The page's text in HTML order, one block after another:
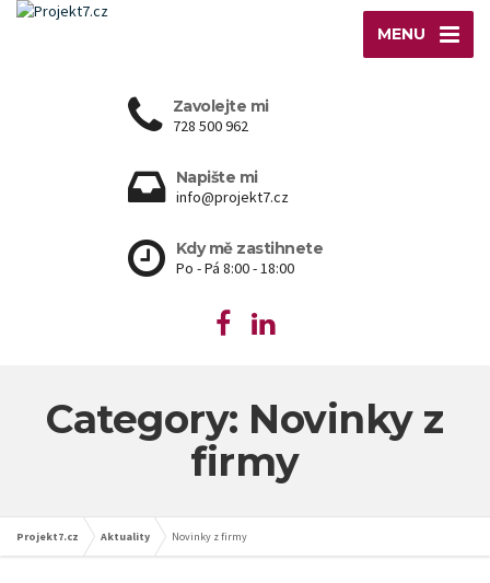
MENU
Zavolejte mi
728 500 962
Napište mi
info@projekt7.cz
Kdy mě zastihnete
Po - Pá 8:00 - 18:00
Category: Novinky z
firmy
Projekt7.cz Aktuality Novinky z firmy